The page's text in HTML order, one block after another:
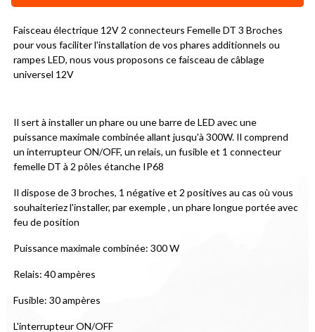
Faisceau électrique 12V 2 connecteurs Femelle DT 3 Broches
pour vous faciliter l'installation de vos phares additionnels ou
rampes LED, nous vous proposons ce faisceau de câblage
universel 12V
Il sert à installer un phare ou une barre de LED avec une
puissance maximale combinée allant jusqu'à 300W. Il comprend
un interrupteur ON/OFF, un relais, un fusible et 1 connecteur
femelle DT à 2 pôles étanche IP68
Il dispose de 3 broches, 1 négative et 2 positives au cas où vous
souhaiteriez l'installer, par exemple , un phare longue portée avec
feu de position
Puissance maximale combinée: 300 W
Relais: 40 ampères
Fusible: 30 ampères
L'interrupteur ON/OFF